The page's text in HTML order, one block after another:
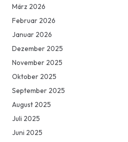
März 2026
Februar 2026
Januar 2026
Dezember 2025
November 2025
Oktober 2025
September 2025
August 2025
Juli 2025
Juni 2025